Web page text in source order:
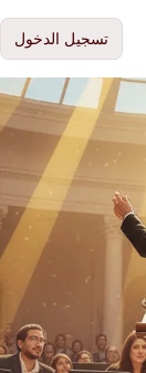
تسجيل الدخول